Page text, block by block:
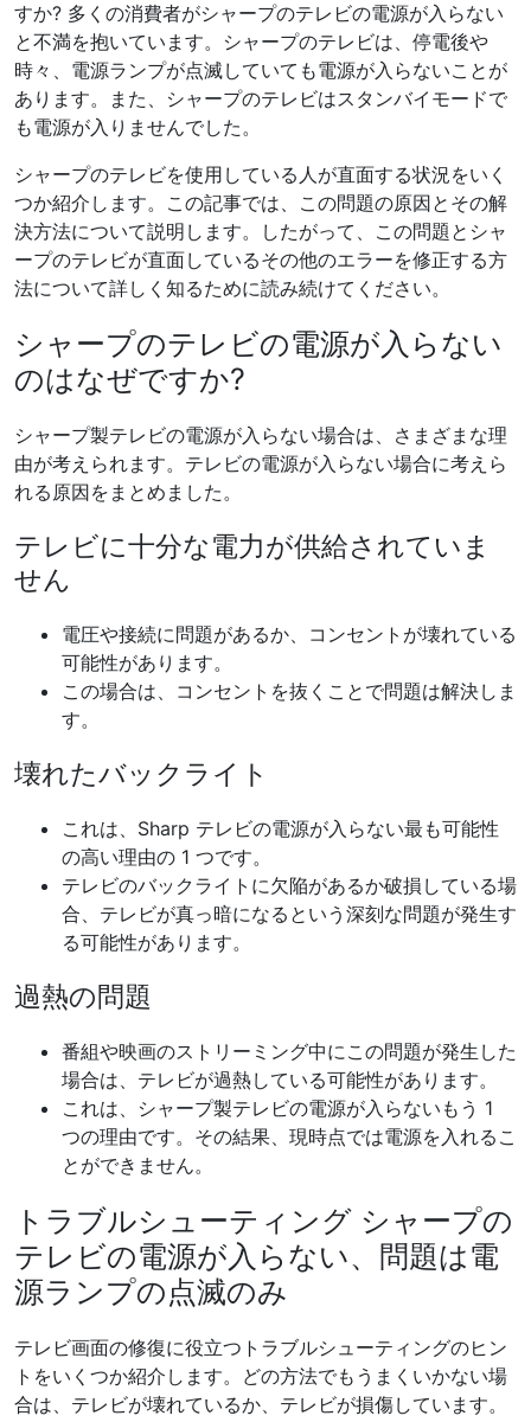
すか? 多くの消費者がシャープのテレビの電源が入らない
と不満を抱いています。シャープのテレビは、停電後や
時々、電源ランプが点滅していても電源が入らないことが
あります。また、シャープのテレビはスタンバイモードで
も電源が入りませんでした。
シャープのテレビを使用している人が直面する状況をいく
つか紹介します。この記事では、この問題の原因とその解
決方法について説明します。したがって、この問題とシャ
ープのテレビが直面しているその他のエラーを修正する方
法について詳しく知るために読み続けてください。
シャープのテレビの電源が入らない
のはなぜですか?
シャープ製テレビの電源が入らない場合は、さまざまな理
由が考えられます。テレビの電源が入らない場合に考えら
れる原因をまとめました。
テレビに十分な電力が供給されていま
せん
電圧や接続に問題があるか、コンセントが壊れている
可能性があります。
この場合は、コンセントを抜くことで問題は解決しま
す。
壊れたバックライト
これは、Sharp テレビの電源が入らない最も可能性
の高い理由の 1 つです。
テレビのバックライトに欠陥があるか破損している場
合、テレビが真っ暗になるという深刻な問題が発生す
る可能性があります。
過熱の問題
番組や映画のストリーミング中にこの問題が発生した
場合は、テレビが過熱している可能性があります。
これは、シャープ製テレビの電源が入らないもう 1
つの理由です。その結果、現時点では電源を入れるこ
とができません。
トラブルシューティング シャープの
テレビの電源が入らない、問題は電
源ランプの点滅のみ
テレビ画面の修復に役立つトラブルシューティングのヒン
トをいくつか紹介します。どの方法でもうまくいかない場
合は、テレビが壊れているか、テレビが損傷しています。